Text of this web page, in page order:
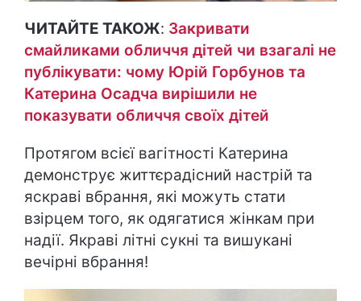
ЧИТАЙТЕ ТАКОЖ: Закривати
смайликами обличчя дітей чи взагалі не
публікувати: чому Юрій Горбунов та
Катерина Осадча вирішили не
показувати обличчя своїх дітей
Протягом всієї вагітності Катерина
демонструє життєрадісний настрій та
яскраві вбрання, які можуть стати
взірцем того, як одягатися жінкам при
надії. Якраві літні сукні та вишукані
вечірні вбрання!